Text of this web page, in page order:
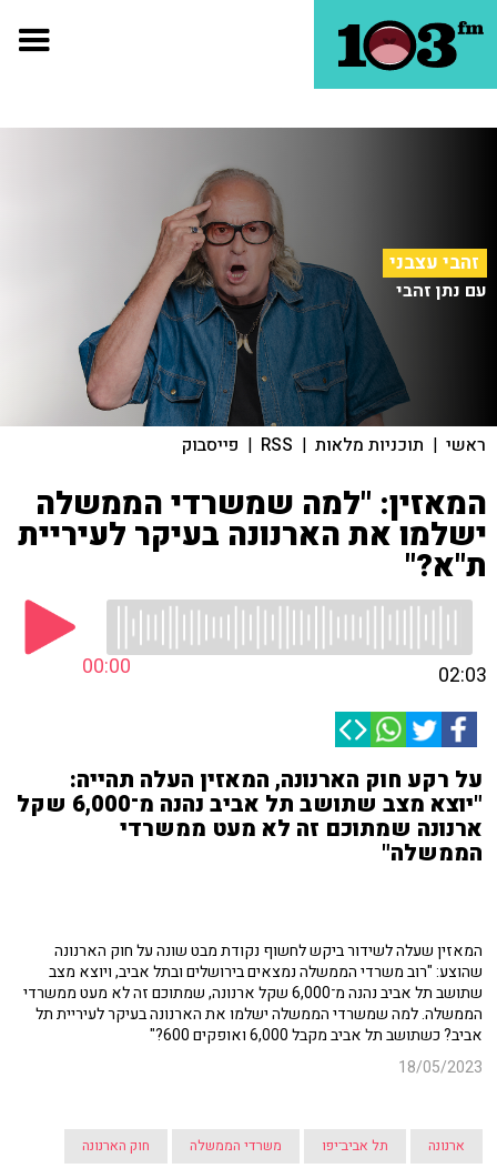
זהבי עצבני
עם נתן זהבי
ראשי | תוכניות מלאות |
RSS
| פייסבוק
המאזין: "למה שמשרדי הממשלה
ישלמו את הארנונה בעיקר לעיריית
ת"א?"
00:00 02:03
על רקע חוק הארנונה, המאזין העלה תהייה:
"יוצא מצב שתושב תל אביב נהנה מ־6,000 שקל
ארנונה שמתוכם זה לא מעט ממשרדי
הממשלה"
המאזין שעלה לשידור ביקש לחשוף נקודת מבט שונה על חוק הארנונה
שהוצע: "רוב משרדי הממשלה נמצאים בירושלים ובתל אביב, ויוצא מצב
שתושב תל אביב נהנה מ־6,000 שקל ארנונה, שמתוכם זה לא מעט ממשרדי
הממשלה. למה שמשרדי הממשלה ישלמו את הארנונה בעיקר לעיריית תל
אביב? כשתושב תל אביב מקבל 6,000 ואופקים 600?"
18/05/2023
ארנונה תל אביב־יפו משרדי הממשלה חוק הארנונה